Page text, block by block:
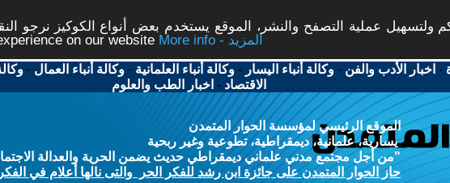
ولتسهيل عملية التصفح والنشر، الموقع يستخدم بعض أنواع الكوكيز نرجو
on our website
More info - المزيد
- اخبار الأدب والفن -وكالة أنباء اليسار -وكالة أنباء العلمانية -وكالة أنباء العمال -
الاقتصاد - اخبار الطب والعلوم
الموقع الرئيسي لمؤسسة الحوار المتمدن
يسارية، علمانية، ديمقراطية، تطوعية وغير ربحية
"من أجل مجتمع مدني علماني ديمقراطي حديث يضمن الحرية والعدالة
حاز الحوار المتمدن على جائزة ابن رشد للفكر الحر والتى نالها أعلام في